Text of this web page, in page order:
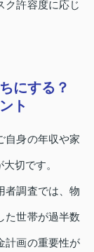
ク許容度に応じ
にする？
ト
自身の年収や家
切です。
者調査では、物
た世帯が過半数
計画の重要性が